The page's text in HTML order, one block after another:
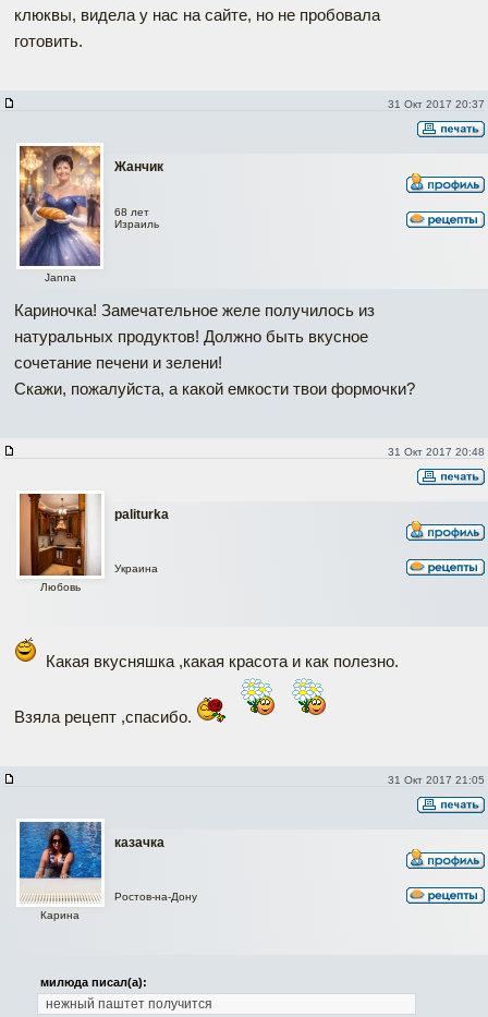
клюквы, видела у нас на сайте, но не пробовала
готовить.
31 Окт 2017 20:37
Жанчик
Janna
68 лет
Израиль
Кариночка! Замечательное желе получилось из
натуральных продуктов! Должно быть вкусное
сочетание печени и зелени!
Скажи, пожалуйста, а какой емкости твои формочки?
31 Окт 2017 20:48
paliturka
Любовь
Украина
Какая вкусняшка ,какая красота и как полезно.
Взяла рецепт ,спасибо.
31 Окт 2017 21:05
казачка
Карина
Ростов-на-Дону
милюда писал(а):
нежный паштет получится